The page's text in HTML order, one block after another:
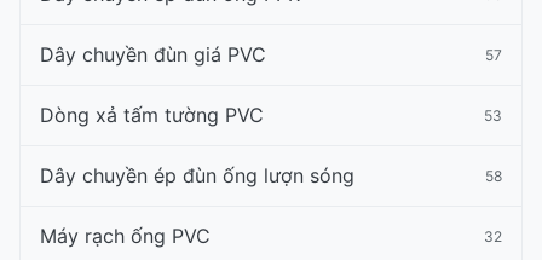
Dây chuyền đùn giá PVC 57
Dòng xả tấm tường PVC 53
Dây chuyền ép đùn ống lượn sóng 58
Máy rạch ống PVC 32